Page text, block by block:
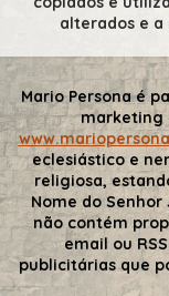
alterados e
Mario Persona é
marketing
eclesiástico e
religiosa,
Nome do
não contém
email ou
publicitárias que